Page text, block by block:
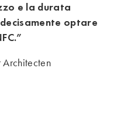
e la durata
optare
Architecten